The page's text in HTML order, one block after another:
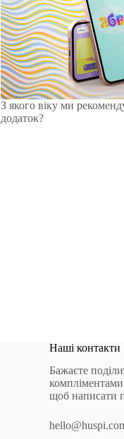
З якого віку ми
додаток?
Наші контакти
Бажаєте
щоб написати